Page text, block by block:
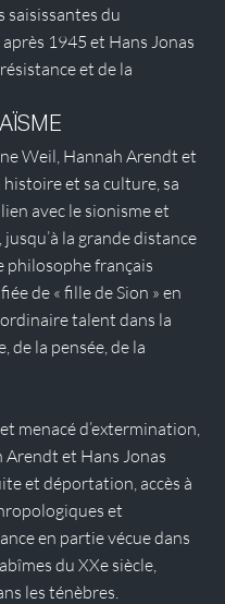
saisissantes du
1945 et Hans Jonas
et de la
Weil, Hannah Arendt et
histoire et sa culture, sa
avec le sionisme et
la grande distance
philosophe français
de « fille de Sion » en
talent dans la
de la pensée, de la
menacé d’extermination,
Arendt et Hans Jonas
et déportation, accès à
et
en partie vécue dans
du XXe siècle,
les ténèbres.